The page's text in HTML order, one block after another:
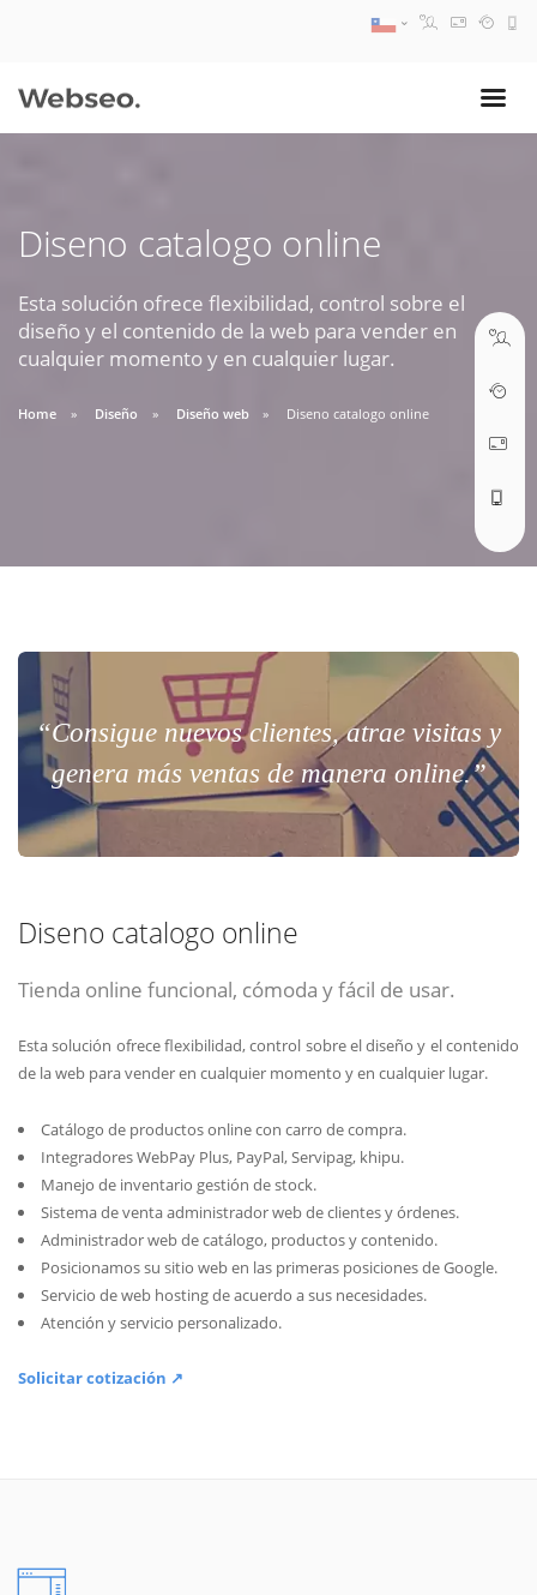
Diseno catalogo online
Esta solución ofrece flexibilidad, control sobre el
diseño y el contenido de la web para vender en
cualquier momento y en cualquier lugar.
Home Diseño Diseño web Diseno catalogo online
“Consigue nuevos clientes, atrae visitas y
genera más ventas de manera online.”
Diseno catalogo online
Tienda online funcional, cómoda y fácil de usar.
Esta solución ofrece flexibilidad, control sobre el diseño y el contenido
de la web para vender en cualquier momento y en cualquier lugar.
Catálogo de productos online con carro de compra.
Integradores WebPay Plus, PayPal, Servipag, khipu.
Manejo de inventario gestión de stock.
Sistema de venta administrador web de clientes y órdenes.
Administrador web de catálogo, productos y contenido.
Posicionamos su sitio web en las primeras posiciones de Google.
Servicio de web hosting de acuerdo a sus necesidades.
Atención y servicio personalizado.
Solicitar cotización ↗
09:30 AM A 18:30 PM
soporte@webseo.cl
ABRIR TICKET